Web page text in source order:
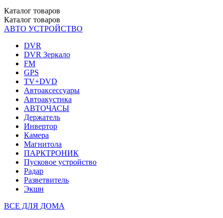
Каталог товаров
Каталог товаров
АВТО УСТРОЙСТВО
DVR
DVR Зеркало
FM
GPS
TV+DVD
Автоаксессуары
Автоакустика
АВТОЧАСЫ
Держатель
Инвертор
Камера
Магнитола
ПАРКТРОНИК
Пусковое устройство
Радар
Разветвитель
Экшн
ВСЕ ДЛЯ ДОМА